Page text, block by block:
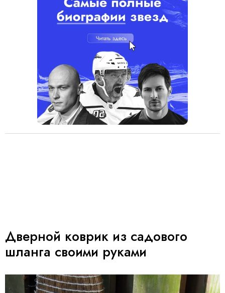
Дверной коврик из садового
шланга своими руками